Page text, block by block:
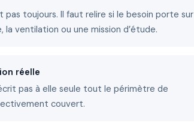
pas toujours. Il faut relire si le besoin porte sur
la ventilation ou une mission d’étude.
réelle
pas à elle seule tout le périmètre de
couvert.